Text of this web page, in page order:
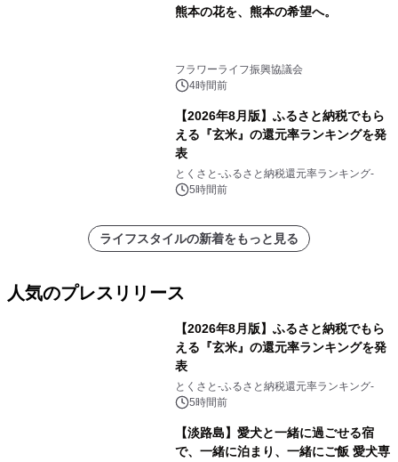
熊本の花を、熊本の希望へ。
フラワーライフ振興協議会
4時間前
【2026年8月版】ふるさと納税でもら
える『玄米』の還元率ランキングを発
表
とくさと-ふるさと納税還元率ランキング-
5時間前
ライフスタイルの新着をもっと見る
人気のプレスリリース
【2026年8月版】ふるさと納税でもら
える『玄米』の還元率ランキングを発
表
とくさと-ふるさと納税還元率ランキング-
5時間前
【淡路島】愛犬と一緒に過ごせる宿
で、一緒に泊まり、一緒にご飯 愛犬専